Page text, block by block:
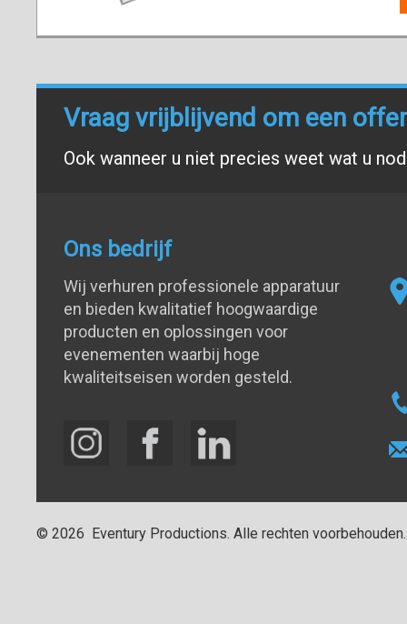
Vraag vrijblijvend om een
Ook wanneer u niet precies weet wat u
Ons bedrijf
Wij verhuren professionele apparatuur
en bieden kwalitatief hoogwaardige
producten en oplossingen voor
evenementen waarbij hoge
kwaliteitseisen worden gesteld.
© 2026 Eventury Productions. Alle rechten voorbehouden.